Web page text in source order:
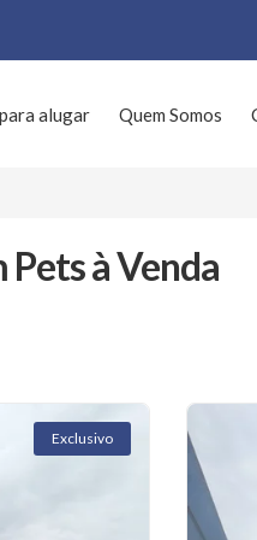
alugar Quem Somos
à Venda
Exclusivo